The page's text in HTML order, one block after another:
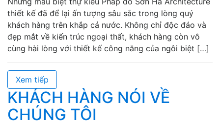
thiết kế đã để lại ấn tượng sâu sắc trong lòng quý
khách hàng trên khắp cả nước. Không chỉ độc đáo và
đẹp mắt về kiến trúc ngoại thất, khách hàng còn vô
cùng hài lòng với thiết kế công năng của ngôi biệt […]
Xem tiếp
KHÁCH HÀNG NÓI VỀ
CHÚNG TÔI